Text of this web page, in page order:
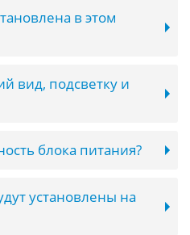
в этом
вид, подсветку и
блока питания?
установлены на